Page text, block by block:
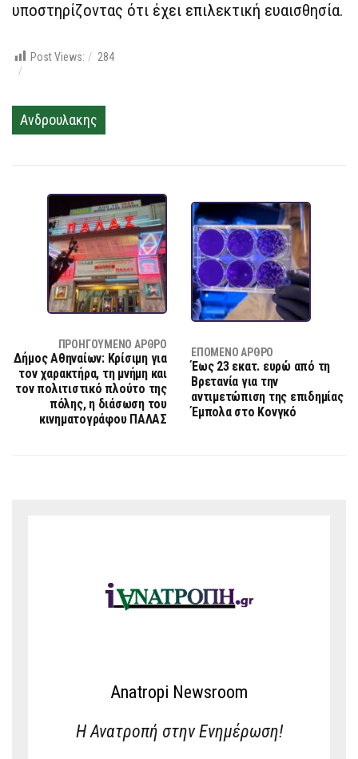
υποστηρίζοντας ότι έχει επιλεκτική ευαισθησία.
Post Views: 284
Ανδρουλακης
ΠΡΟΗΓΟΎΜΕΝΟ ΆΡΘΡΟ
Δήμος Αθηναίων: Κρίσιμη για
τον χαρακτήρα, τη μνήμη και
τον πολιτιστικό πλούτο της
πόλης, η διάσωση του
κινηματογράφου ΠΑΛΑΣ
ΕΠΌΜΕΝΟ ΆΡΘΡΟ
Έως 23 εκατ. ευρώ από τη
Βρετανία για την
αντιμετώπιση της επιδημίας
Έμπολα στο Κονγκό
Anatropi Newsroom
Η Ανατροπή στην Ενημέρωση!